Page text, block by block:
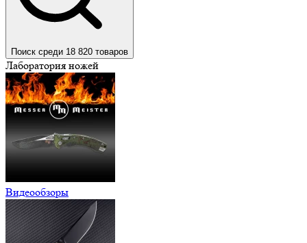
Поиск среди 18 820 товаров
Лаборатория ножей
Видеообзоры